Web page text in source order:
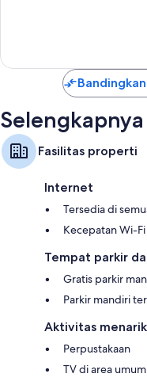
Fasilitas properti
Internet
Tersedia di
Kecepatan Wi-
Tempat parkir
Gratis parkir
Parkir mandiri
Aktivitas menarik
Perpustakaan
TV di area umum